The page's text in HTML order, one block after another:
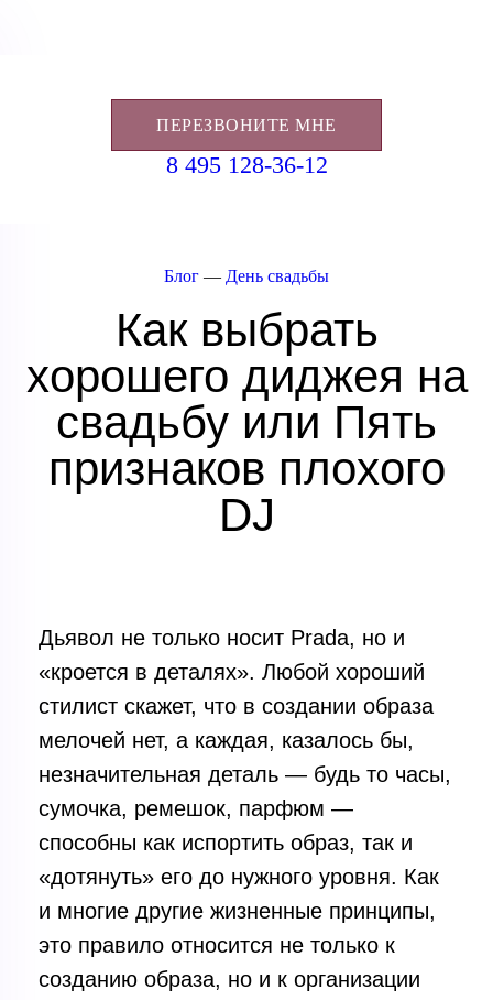
ПЕРЕЗВОНИТЕ МНЕ
8 495 128-36-12
Блог — День свадьбы
Как выбрать
хорошего диджея на
свадьбу или Пять
признаков плохого
DJ
Дьявол не только носит Prada, но и
«кроется в деталях». Любой хороший
стилист скажет, что в создании образа
мелочей нет, а каждая, казалось бы,
незначительная деталь — будь то часы,
сумочка, ремешок, парфюм —
способны как испортить образ, так и
«дотянуть» его до нужного уровня. Как
и многие другие жизненные принципы,
это правило относится не только к
созданию образа, но и к организации